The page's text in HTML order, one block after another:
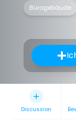
Bürogebäude
Discussion